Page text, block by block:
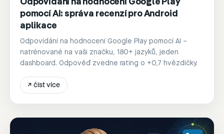
Odpovídání na hodnocení Google Play
pomocí AI: správa recenzí pro Android
aplikace
Odpovídání na hodnocení Google Play pomocí AI –
natrénované na vaši značku, 180+ jazyků, jeden
dashboard. Odpověď zvedne rating o +0,7 hvězdičky.
↗ číst více